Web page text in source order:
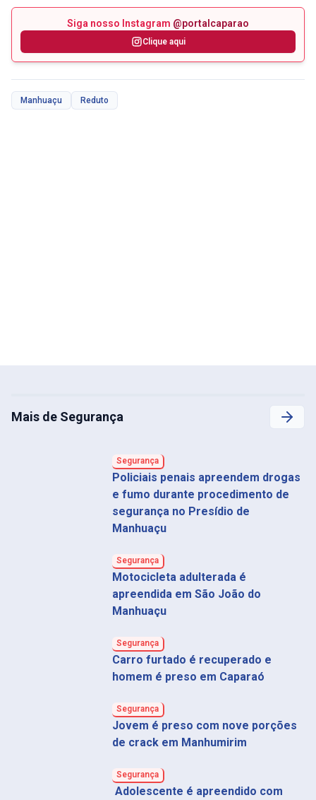
Siga nosso Instagram @portalcaparao
Clique aqui
Manhuaçu Reduto
Mais de Segurança
Segurança
Policiais penais apreendem drogas
e fumo durante procedimento de
segurança no Presídio de
Manhuaçu
Segurança
Motocicleta adulterada é
apreendida em São João do
Manhuaçu
Segurança
Carro furtado é recuperado e
homem é preso em Caparaó
Segurança
Jovem é preso com nove porções
de crack em Manhumirim
Segurança
Adolescente é apreendido com